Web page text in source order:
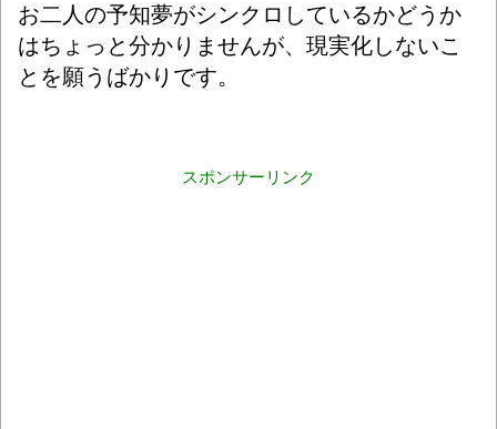
お二人の予知夢がシンクロしているかどうか
はちょっと分かりませんが、現実化しないこ
とを願うばかりです。
スポンサーリンク